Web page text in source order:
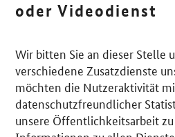
oder Videodienst
Wir bitten Sie an dieser Stelle
verschiedene Zusatzdienste
möchten die Nutzeraktivität
datenschutzfreundlicher
unsere Öffentlichkeitsarbeit